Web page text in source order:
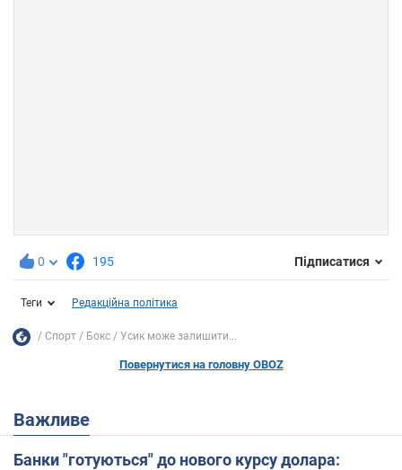
0 195 Підписатися
Теги Редакційна політика
Спорт Бокс Усик може залишити...
Повернутися на головну OBOZ
Важливе
Банки "готуються" до нового курсу долара: